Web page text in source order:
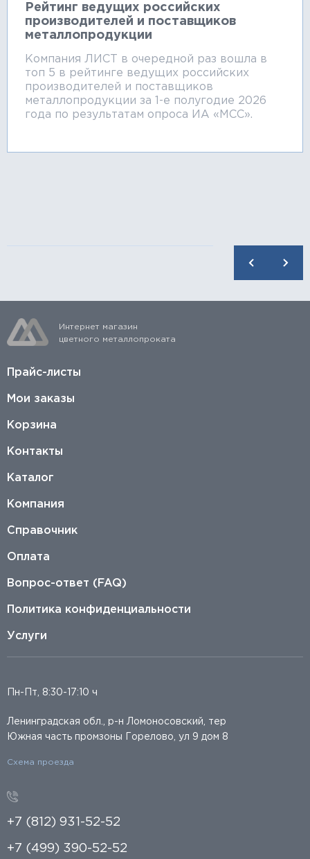
Рейтинг ведущих российских
производителей и поставщиков
металлопродукции
Компания ЛИСТ в очередной раз вошла в
топ 5 в рейтинге ведущих российских
производителей и поставщиков
металлопродукции за 1-е полугодие 2026
года по результатам опроса ИА «МСС».
Интернет магазин
цветного металлопроката
Прайс-листы
Мои заказы
Корзина
Контакты
Каталог
Компания
Справочник
Оплата
Вопрос-ответ (FAQ)
Политика конфиденциальности
Услуги
Пн-Пт, 8:30-17:10 ч
Ленинградская обл., р-н Ломоносовский, тер
Южная часть промзоны Горелово, ул 9 дом 8
Схема проезда
+7 (812) 931-52-52
+7 (499) 390-52-52